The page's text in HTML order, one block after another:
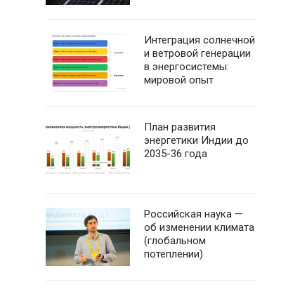
Интеграция солнечной
и ветровой генерации
в энергосистемы:
мировой опыт
План развития
энергетики Индии до
2035-36 года
Российская наука —
об изменении климата
(глобальном
потеплении)